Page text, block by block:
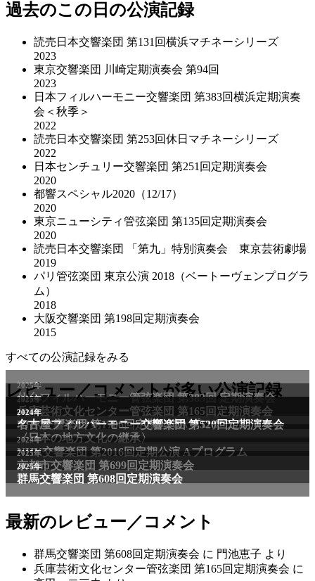
過去のこの日の公演記録
読売日本交響楽団 第131回横浜マチネーシリーズ
2023
東京交響楽団 川崎定期演奏会 第94回
2023
日本フィルハーモニー交響楽団 第383回横浜定期演奏
会＜秋季＞
2022
読売日本交響楽団 第253回休日マチネーシリーズ
2022
日本センチュリー交響楽団 第251回定期演奏会
2020
都響スペシャル2020（12/17）
2020
東京ニューシティ管弦楽団 第135回定期演奏会
2020
読売日本交響楽団 「第九」特別演奏会 東京芸術劇場
2019
パリ管弦楽団 東京公演 2018（ベートーヴェンプログラ
ム）
2018
大阪交響楽団 第198回定期演奏会
2015
すべての公演記録をみる
レビュー／コメントが多い公演記録
最新のレビュー／コメント
群馬交響楽団 第608回定期演奏会 に 門池恵子 より
兵庫芸術文化センター管弦楽団 第165回定期演奏会 に